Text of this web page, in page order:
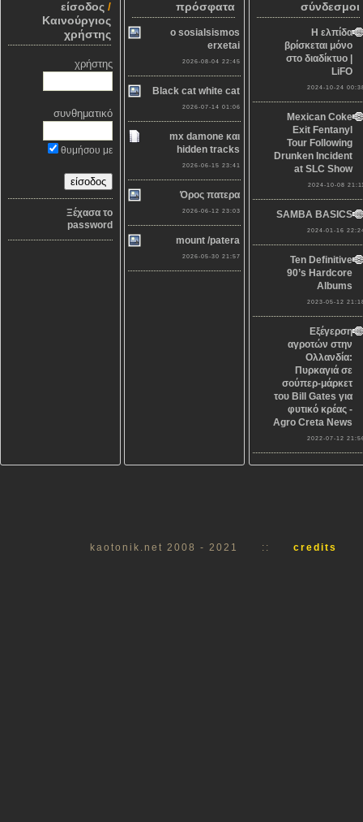
είσοδος/
Καινούργιος
χρήστης
χρήστης
συνθηματικό
θυμήσου με
Ξέχασα το
password
πρόσφατα
o sosialsismos
erxetai
2026-08-04 22:45
Black cat white cat
2026-07-14 01:06
mx damone και
hidden tracks
2026-06-15 23:41
Όρος πατερα
2026-06-12 23:03
mount /patera
2026-05-30 21:57
σύνδεσμοι
Η ελπίδα
βρίσκεται μόνο
στο διαδίκτυο |
LiFO
2024-10-24
Mexican Coke
Exit Fentanyl
Tour Following
Drunken Incident
at SLC Show
2024-10-08
SAMBA BASICS
2024-01-16
Ten Definitive
90’s Hardcore
Albums
2023-05-12
Εξέγερση
αγροτών στην
Ολλανδία:
Πυρκαγιά σε
σούπερ-μάρκετ
του Bill Gates για
φυτικό κρέας -
Agro Creta News
2022-07-12
kaotonik.net 2008 - 2021 :: credits